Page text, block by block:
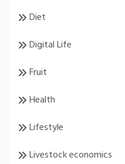
Diet
Digital Life
Fruit
Health
Lifestyle
Livestock economics